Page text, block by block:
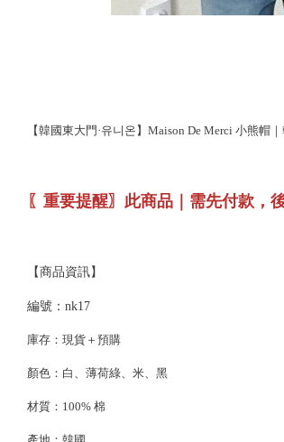
【韓國東大門·유니온】Maison De Merci 小熊帽
〖重要提醒〗此商品｜需先付款，
【商品資訊】
編號：nk17
庫存：現貨＋預購
顏色：白、薄荷綠、米、黑
材質：100% 棉